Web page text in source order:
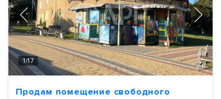
1/17
Продам помещение свободного